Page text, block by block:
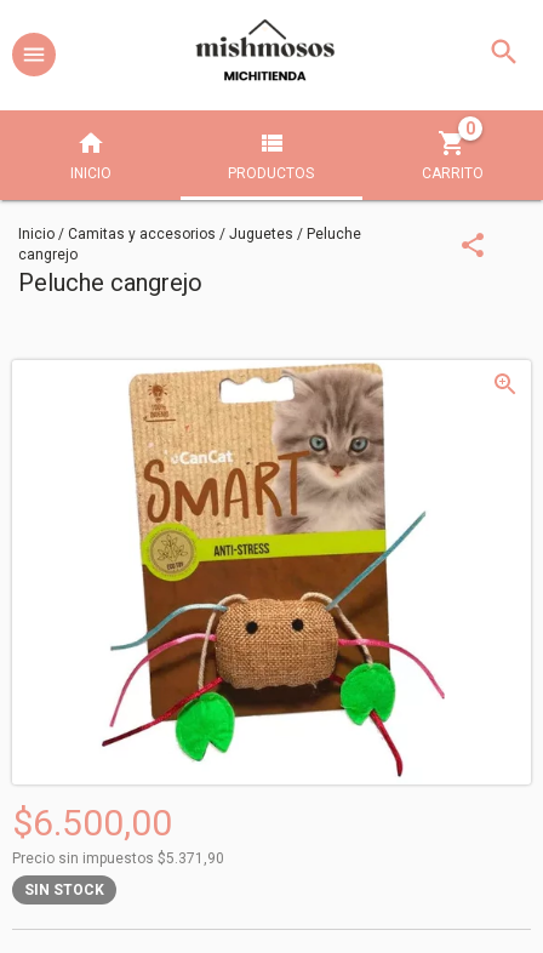
INICIO PRODUCTOS CARRITO
0
Inicio / Camitas y accesorios / Juguetes / Peluche
cangrejo
Peluche cangrejo
$6.500,00
Precio sin impuestos $5.371,90
SIN STOCK